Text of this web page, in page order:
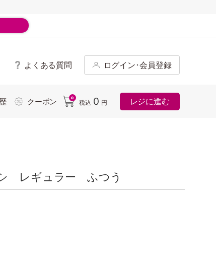
よくある質問 ログイン･会員登録
クーポン 0
税込 0 円 レジに進む
レギュラー ふつう